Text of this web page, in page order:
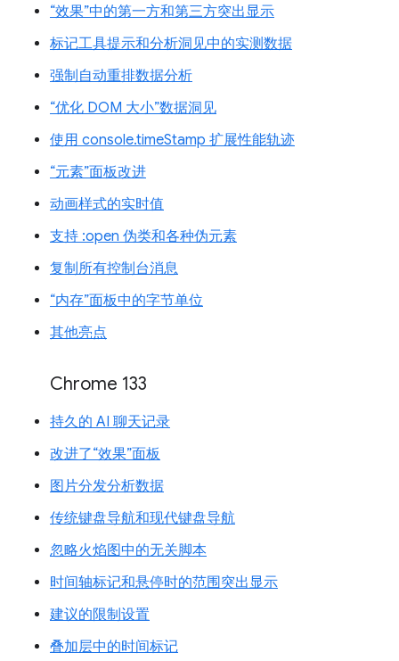
“效果”中的第一方和第三方突出显示
标记工具提示和分析洞见中的实测数据
强制自动重排数据分析
“优化 DOM 大小”数据洞见
使用 console.timeStamp 扩展性能轨迹
“元素”面板改进
动画样式的实时值
支持 :open 伪类和各种伪元素
复制所有控制台消息
“内存”面板中的字节单位
其他亮点
Chrome 133
持久的 AI 聊天记录
改进了“效果”面板
图片分发分析数据
传统键盘导航和现代键盘导航
忽略火焰图中的无关脚本
时间轴标记和悬停时的范围突出显示
建议的限制设置
叠加层中的时间标记